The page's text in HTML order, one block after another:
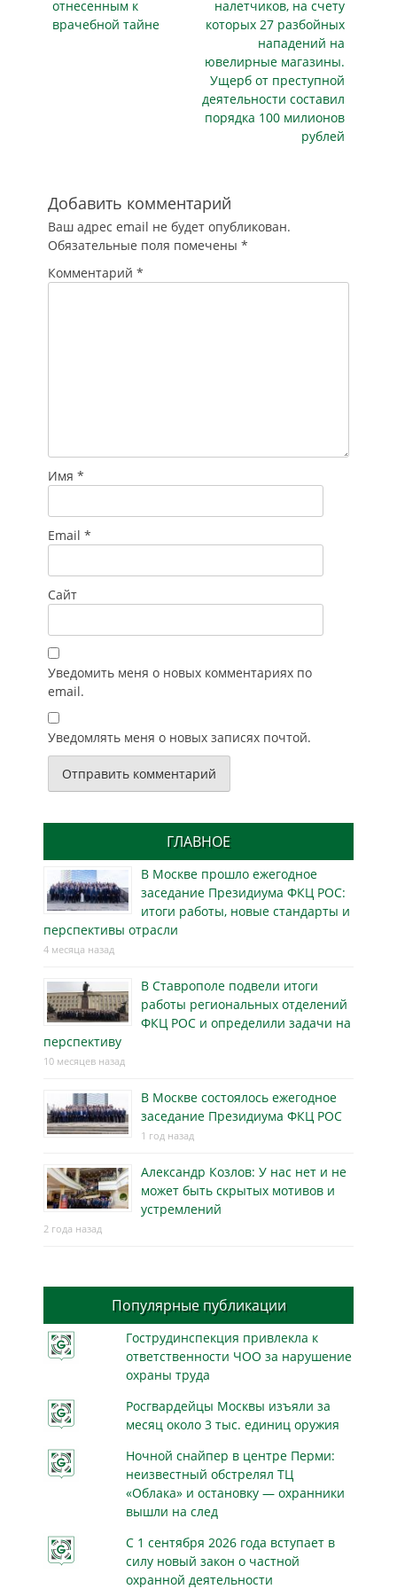
месячная
заработная плата
отнесенным к
врачебной тайне
налетчиков, на счету
которых 27 разбойных
нападений на
ювелирные магазины.
Ущерб от преступной
деятельности составил
порядка 100 милионов
рублей
Добавить комментарий
Ваш адрес email не будет опубликован.
Обязательные поля помечены *
Комментарий *
Имя *
Email *
Сайт
Уведомить меня о новых комментариях по
email.
Уведомлять меня о новых записях почтой.
ГЛАВНОЕ
В Москве прошло ежегодное
заседание Президиума ФКЦ РОС:
итоги работы, новые стандарты и
перспективы отрасли
4 месяца назад
В Ставрополе подвели итоги
работы региональных отделений
ФКЦ РОС и определили задачи на
перспективу
10 месяцев назад
В Москве состоялось ежегодное
заседание Президиума ФКЦ РОС
1 год назад
Александр Козлов: У нас нет и не
может быть скрытых мотивов и
устремлений
2 года назад
Популярные публикации
Гострудинспекция привлекла к
ответственности ЧОО за нарушение
охраны труда
Росгвардейцы Москвы изъяли за
месяц около 3 тыс. единиц оружия
Ночной снайпер в центре Перми:
неизвестный обстрелял ТЦ
«Облака» и остановку — охранники
вышли на след
С 1 сентября 2026 года вступает в
силу новый закон о частной
охранной деятельности